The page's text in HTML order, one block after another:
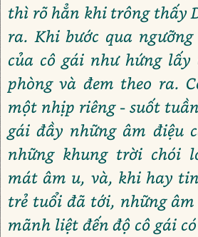
thì rõ hẳn khi trông thấy
ra. Khi bước qua
của cô gái như hứng lấy
phòng và đem theo ra.
một nhịp riêng - suốt
gái đầy những âm điệu
những khung trời chói
mát âm u, và, khi hay
trẻ tuổi đã tới, những
mãnh liệt đến độ cô gái